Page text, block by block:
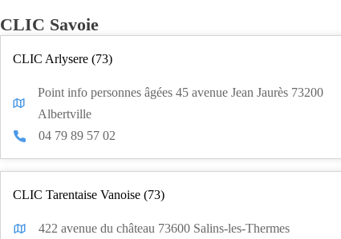
CLIC Savoie
CLIC Arlysere (73)
Point info personnes âgées 45 avenue Jean Jaurès 73200
Albertville
04 79 89 57 02
CLIC Tarentaise Vanoise (73)
422 avenue du château 73600 Salins-les-Thermes